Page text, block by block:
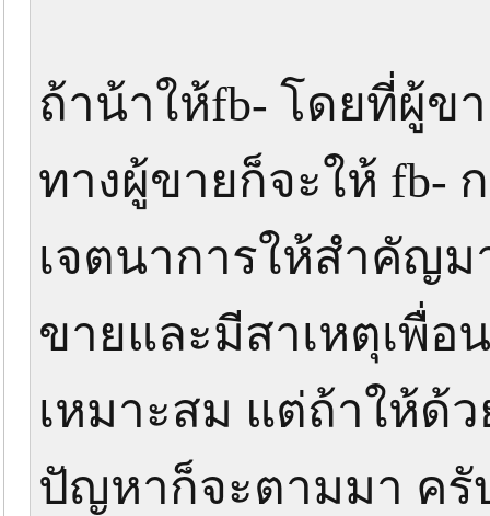
ถ้าน้าให้fb- โดยที่ผู้ข
ทางผู้ขายก็จะให้ fb-
เจตนาการให้สำคัญม
ขายและมีสาเหตุเพื่
เหมาะสม แต่ถ้าให้ด้
ปัญหาก็จะตามมา ครั